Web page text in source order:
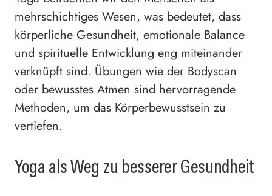
mehrschichtiges Wesen, was bedeutet, dass
körperliche Gesundheit, emotionale Balance
und spirituelle Entwicklung eng miteinander
verknüpft sind. Übungen wie der Bodyscan
oder bewusstes Atmen sind hervorragende
Methoden, um das Körperbewusstsein zu
vertiefen.
Yoga als Weg zu besserer Gesundheit